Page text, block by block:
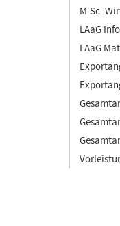
M.Sc.
LAaG
LAaG